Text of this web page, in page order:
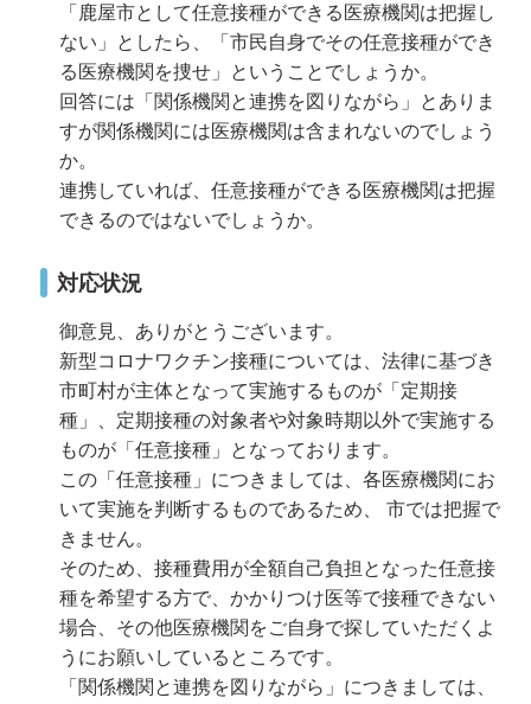
「鹿屋市として任意接種ができる医療機関は把握し
ない」としたら、「市民自身でその任意接種ができ
る医療機関を捜せ」ということでしょうか。
回答には「関係機関と連携を図りながら」とありま
すが関係機関には医療機関は含まれないのでしょう
か。
連携していれば、任意接種ができる医療機関は把握
できるのではないでしょうか。
対応状況
御意見、ありがとうございます。
新型コロナワクチン接種については、法律に基づき
市町村が主体となって実施するものが「定期接
種」、定期接種の対象者や対象時期以外で実施する
ものが「任意接種」となっております。
この「任意接種」につきましては、各医療機関にお
いて実施を判断するものであるため、 市では把握で
きません。
そのため、接種費用が全額自己負担となった任意接
種を希望する方で、かかりつけ医等で接種できない
場合、その他医療機関をご自身で探していただくよ
うにお願いしているところです。
「関係機関と連携を図りながら」につきましては、